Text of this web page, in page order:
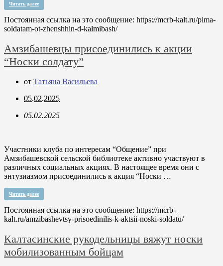
Читать далее
Постоянная ссылка на это сообщение: https://mcrb-kalt.ru/pima-
soldatam-ot-zhenshhin-d-kalmibash/
Амзибашевцы присоединились к акции
“Носки солдату”
от Татьяна Васильева
05.02.2025
05.02.2025
Участники клуба по интересам “Общение” при
Амзибашевской сельской библиотеке активно участвуют в
различных социальных акциях. В настоящее время они с
энтузиазмом присоединились к акция “Носки …
Читать далее
Постоянная ссылка на это сообщение: https://mcrb-
kalt.ru/amzibashevtsy-prisoedinilis-k-aktsii-noski-soldatu/
Калтасинские рукодельницы вяжут носки
мобилизованным бойцам